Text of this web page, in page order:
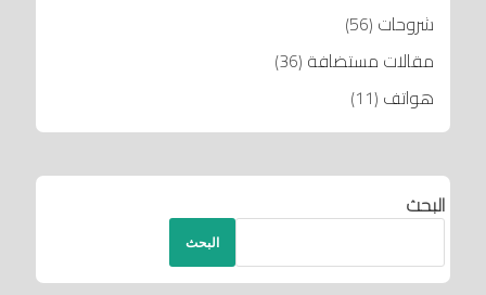
شروحات (56)
مقالات مستضافة (36)
هواتف (11)
البحث
البحث